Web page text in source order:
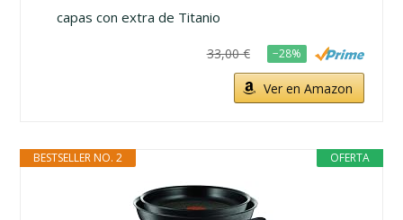
capas con extra de Titanio
33,00 € −28%
Ver en Amazon
OFERTA
BESTSELLER NO. 2